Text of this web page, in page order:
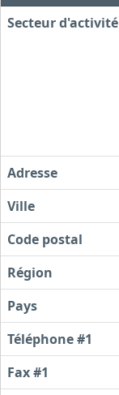
Secteur d'activité
Adresse
Ville
Code postal
Région
Pays
Téléphone #1
Fax #1